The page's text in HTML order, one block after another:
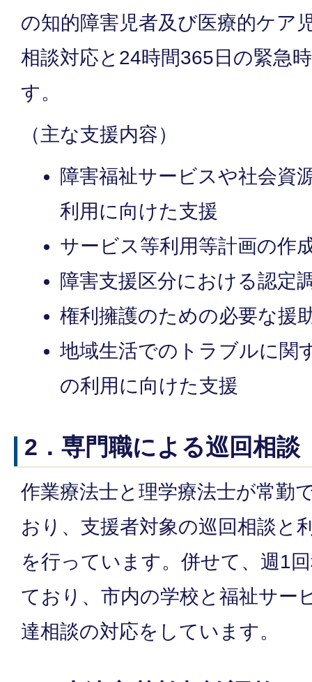
の知的障害児者及び医療的ケア
相談対応と24時間365日の緊急
す。
（主な支援内容）
障害福祉サービスや社会資
利用に向けた支援
サービス等利用等計画の作
障害支援区分における認定
権利擁護のための必要な援
地域生活でのトラブルに関
の利用に向けた支援
2．専門職による巡回相談
作業療法士と理学療法士が常勤
おり、支援者対象の巡回相談と
を行っています。併せて、週1
ており、市内の学校と福祉サー
達相談の対応をしています。